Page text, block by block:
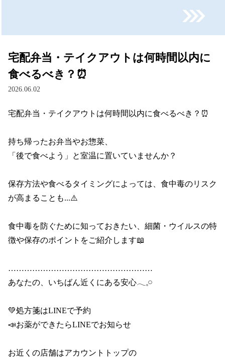
宅配弁当・テイクアウトは何時間以内に
食べるべき？⏰
2026.06.02
宅配弁当・テイクアウトは何時間以内に食べるべき？⏰
持ち帰ったお弁当やお惣菜、
「後で食べよう」と室温に置いていませんか？
保存方法や食べるタイミングによっては、食中毒のリスク
が高まることも...⚠️
食中毒を防ぐために知っておきたい、細菌・ウイルスの特
徴や保存のポイントをご紹介します📖
………………………………………………
あなたの、いちばん近くにある安心𓂃𓈒𓏸
💚処方箋はLINEで予約
📣お薬ができたらLINEでお知らせ
お近くの店舗はアカウントトップの